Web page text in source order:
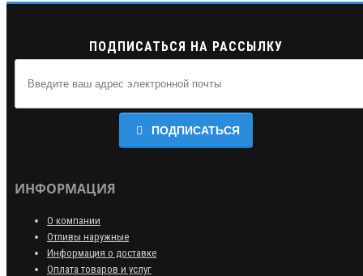
ПОДПИСАТЬСЯ НА РАССЫЛКУ
ПОДПИСАТЬСЯ
ИНФОРМАЦИЯ
О компании
Отливы наружные
Информация о доставке
Оплата товаров и услуг